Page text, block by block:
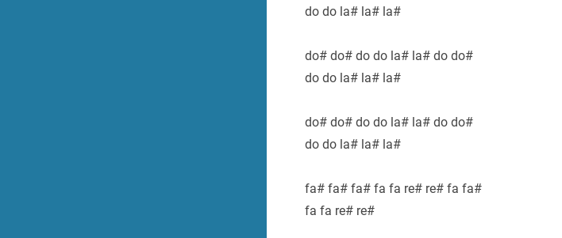
do do la# la# la#
do# do# do do la# la# do do#
do do la# la# la#
do# do# do do la# la# do do#
do do la# la# la#
fa# fa# fa# fa fa re# re# fa fa#
fa fa re# re#